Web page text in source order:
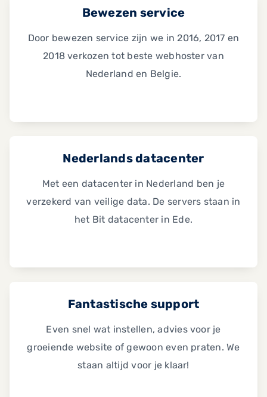
Bewezen service
Door bewezen service zijn we in 2016, 2017 en
2018 verkozen tot beste webhoster van
Nederland en Belgie.
Nederlands datacenter
Met een datacenter in Nederland ben je
verzekerd van veilige data. De servers staan in
het Bit datacenter in Ede.
Fantastische support
Even snel wat instellen, advies voor je
groeiende website of gewoon even praten. We
staan altijd voor je klaar!